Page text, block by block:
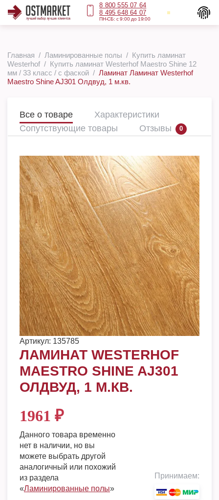
8 800 555 07 64
8 495 648 64 07
ПН-СБ: с 9:00 до 19:00
Главная Ламинированные полы
Купить ламинат
Westerhof
Купить ламинат Westerhof Maestro Shine 12
мм / 33 класс / с фаской
Ламинат Ламинат Westerhof
Maestro Shine AJ301 Олдвуд, 1 м.кв.
Все о товаре
Характеристики
Сопутствующие товары
Отзывы 0
Артикул: 135785
ЛАМИНАТ WESTERHOF
MAESTRO SHINE AJ301
ОЛДВУД, 1 М.КВ.
1961 ₽
Данного товара временно
нет в наличии, но вы
можете выбрать другой
аналогичный или похожий
из раздела
«Ламинированные полы»
Принимаем: